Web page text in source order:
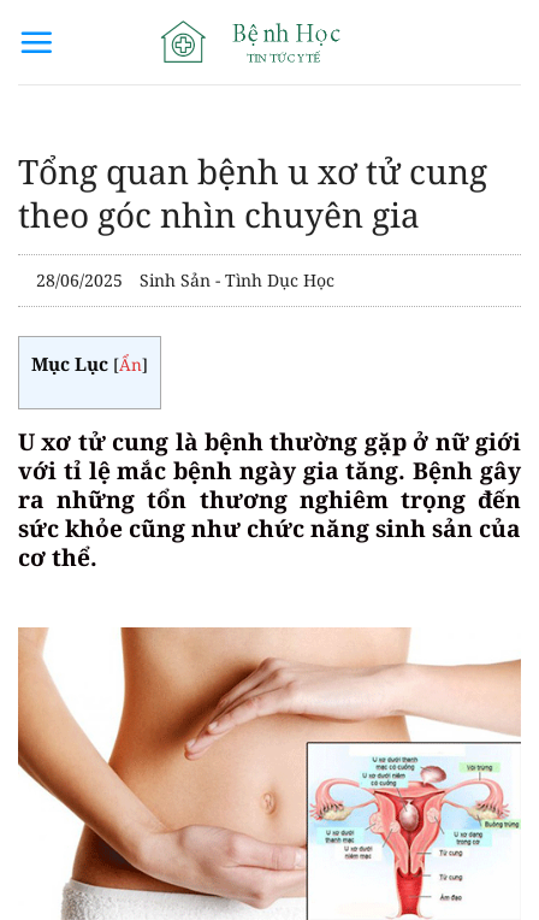
qua
Tổng quan bệnh u xơ tử cung
theo góc nhìn chuyên gia
28/06/2025 Sinh Sản - Tình Dục Học
Mục Lục [Ẩn]
U xơ tử cung là bệnh thường gặp ở nữ giới
với tỉ lệ mắc bệnh ngày gia tăng. Bệnh gây
ra những tổn thương nghiêm trọng đến
sức khỏe cũng như chức năng sinh sản của
cơ thể.